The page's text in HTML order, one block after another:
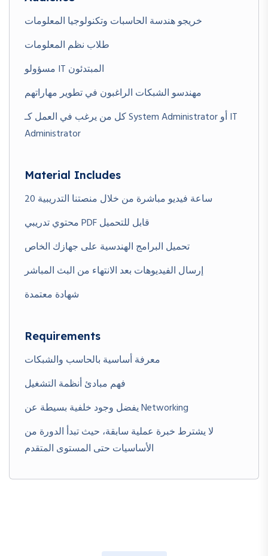
خريجو هندسة الحاسبات وتكنولوجيا المعلومات
طلاب نظم المعلومات
مسؤولو IT المبتدئون
مهندسو الشبكات الراغبون في تطوير مهاراتهم
كل من يرغب في العمل كـ System Administrator أو IT
Administrator
Material Includes
20 ساعة فيديو مباشرة من خلال منصتنا التدريبية
محتوي تدريبي PDF قابل للتحميل
تحميل البرامج الهندسية على جهازك الخاص
إرسال الفيديوهات بعد الانتهاء من البث المباشر
شهادة معتمدة
Requirements
معرفة أساسية بالحاسب والشبكات
فهم مبادئ أنظمة التشغيل
يفضل وجود خلفية بسيطة عن Networking
لا يشترط خبرة عملية سابقة، حيث تبدأ الدورة من
الأساسيات حتى المستوى المتقدم